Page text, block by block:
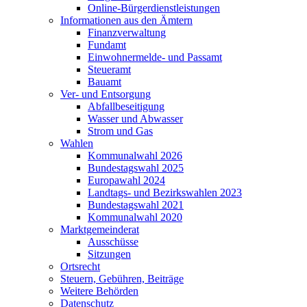
Online-Bürgerdienstleistungen
Informationen aus den Ämtern
Finanzverwaltung
Fundamt
Einwohnermelde- und Passamt
Steueramt
Bauamt
Ver- und Entsorgung
Abfallbeseitigung
Wasser und Abwasser
Strom und Gas
Wahlen
Kommunalwahl 2026
Bundestagswahl 2025
Europawahl 2024
Landtags- und Bezirkswahlen 2023
Bundestagswahl 2021
Kommunalwahl 2020
Marktgemeinderat
Ausschüsse
Sitzungen
Ortsrecht
Steuern, Gebühren, Beiträge
Weitere Behörden
Datenschutz